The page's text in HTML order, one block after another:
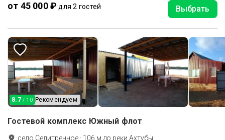
от 45 000 ₽ для 2 гостей Выбрать
8.7 / 10 Рекомендуем
Гостевой комплекс Южный флот
село Селитренное · 106 м до реки Ахтубы